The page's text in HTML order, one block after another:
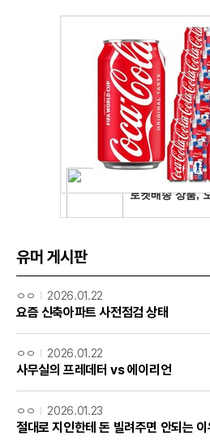
유머 게시판
ㅇㅇ 2026.01.22
요즘 신축아파트 사전점검 상태
ㅇㅇ 2026.01.22
사무실의 프레데터 vs 에이리언
ㅇㅇ 2026.01.23
절대로 지인한테 돈 빌려주면 안되는 이